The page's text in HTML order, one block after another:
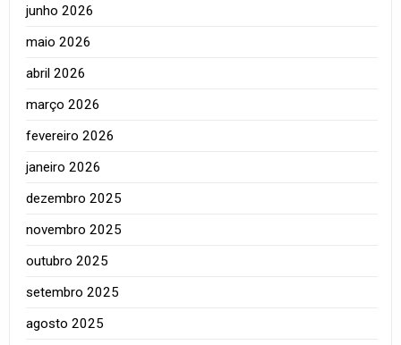
junho 2026
maio 2026
abril 2026
março 2026
fevereiro 2026
janeiro 2026
dezembro 2025
novembro 2025
outubro 2025
setembro 2025
agosto 2025